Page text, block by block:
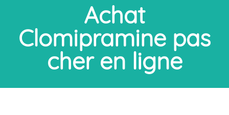
Achat
Clomipramine pas
cher en ligne